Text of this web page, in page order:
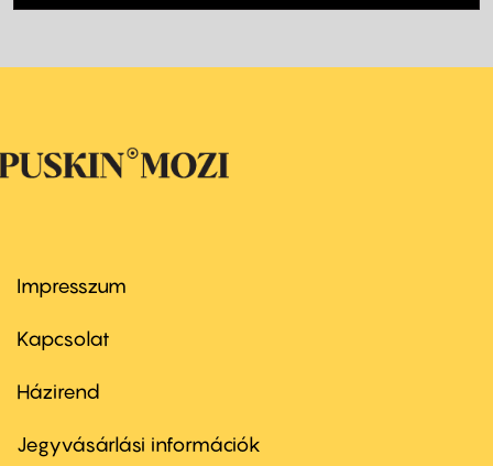
Footer
first
Impresszum
Kapcsolat
Footer
second
Házirend
Jegyvásárlási információk